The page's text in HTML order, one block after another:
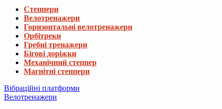
Степпери
Велотренажери
Горизонтальні велотренажери
Орбітреки
Гребні тренажери
Бігові доріжки
Механічний степпер
Магнітні степпери
Вібраційні платформи
Велотренажери